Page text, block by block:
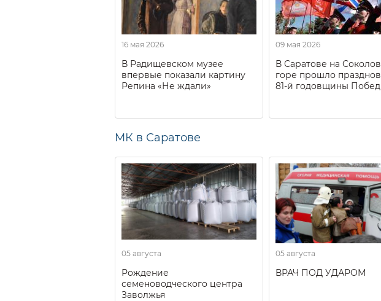
16 мая 2026
В Радищевском музее
впервые показали картину
Репина «Не ждали»
09 мая 2026
В Саратове на
горе прошло
81-й годовщины
МК в Саратове
05 августа
Рождение
семеноводческого центра
Заволжья
05 августа
ВРАЧ ПОД УДАРОМ